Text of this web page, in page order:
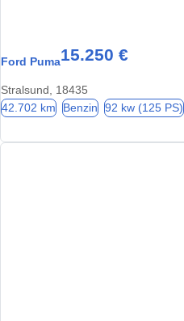
Ford Puma15.250 €
Stralsund, 18435
42.702 km Benzin 92 kw (125 PS)